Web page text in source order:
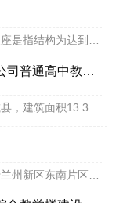
廊坊志臻高级中学有限公司普通高中教育建设项目